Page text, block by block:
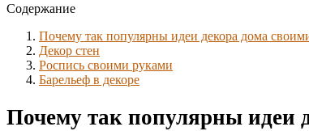
Содержание
Почему так популярны идеи декора дома
Декор стен
Роспись своими руками
Барельеф в декоре
Почему так популярны идеи